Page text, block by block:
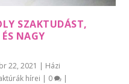
SZAKTUDÁST,
ÉS NAGY
22, 2021 | Házi
hírei | 0 |